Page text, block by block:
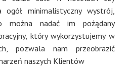
ogół minimalistyczny wystrój,
można nadać im pożądany
który wykorzystujemy w
pozwala nam przeobrazić
naszych Klientów